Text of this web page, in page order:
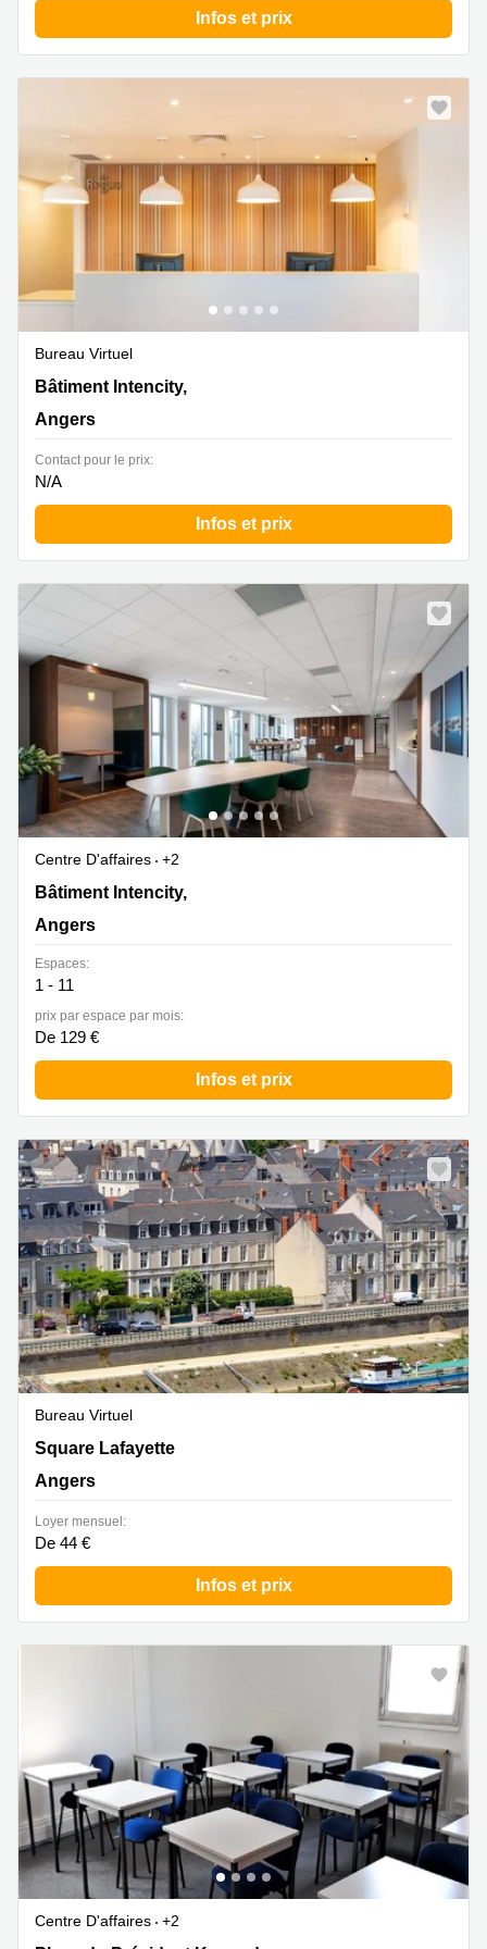
Infos et prix
Bureau Virtuel
Bâtiment Intencity, 10-16 rue Fulton,Cours Saint Laud,
Bâtiment Intencity,
Angers
Contact pour le prix:
N/A
Infos et prix
Centre D'affaires
+2
Bâtiment Intencity, 10-16 rue Fulton,Cours Saint Laud,
Bâtiment Intencity,
Angers
Espaces:
1 - 11
prix par espace par mois:
De 129 €
Infos et prix
Bureau Virtuel
2, square La Fayette, Angers
Square Lafayette
Angers
Loyer mensuel:
De 44 €
Infos et prix
Centre D'affaires
+2